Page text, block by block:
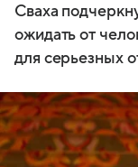
Сваха
ожидать от
для серьезных